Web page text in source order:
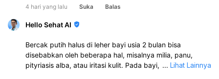
4 hari yang lalu Suka Balas
Hello Sehat AI
Bercak putih halus di leher bayi usia 2 bulan bisa
disebabkan oleh beberapa hal, misalnya milia, panu,
pityriasis alba, atau iritasi kulit. Pada bayi, sering juga
... Lihat Lainnya